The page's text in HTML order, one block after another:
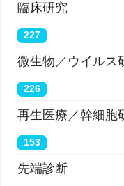
臨床研究
227
微生物／ウイルス
226
再生医療／幹細胞
153
先端診断